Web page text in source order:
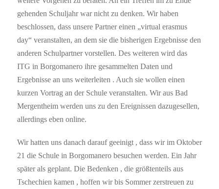
gehenden Schuljahr war nicht zu denken. Wir haben
beschlossen, dass unsere Partner einen „virtual erasmus
day“ veranstalten, an dem sie die bisherigen Ergebnisse den
anderen Schulpartner vorstellen. Des weiteren wird das
ITG in Borgomanero ihre gesammelten Daten und
Ergebnisse an uns weiterleiten . Auch sie wollen einen
kurzen Vortrag an der Schule veranstalten. Wir aus Bad
Mergentheim werden uns zu den Ereignissen dazugesellen,
allerdings eben online.
Wir hatten uns danach darauf geeinigt , dass wir im Oktober
21 die Schule in Borgomanero besuchen werden. Ein Jahr
später als geplant. Die Bedenken , die größtenteils aus
Tschechien kamen , hoffen wir bis Sommer zerstreuen zu